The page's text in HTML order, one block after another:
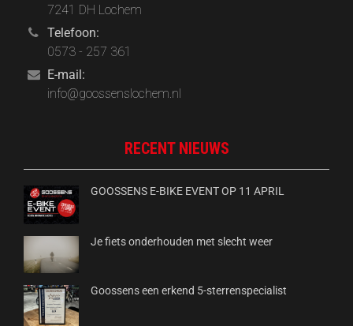
7241 DH Lochem
Telefoon:
0573 - 257 361
E-mail:
info@goossenslochem.nl
RECENT NIEUWS
GOOSSENS E-BIKE EVENT OP 11 APRIL
Je fiets onderhouden met slecht weer
Goossens een erkend 5-sterrenspecialist